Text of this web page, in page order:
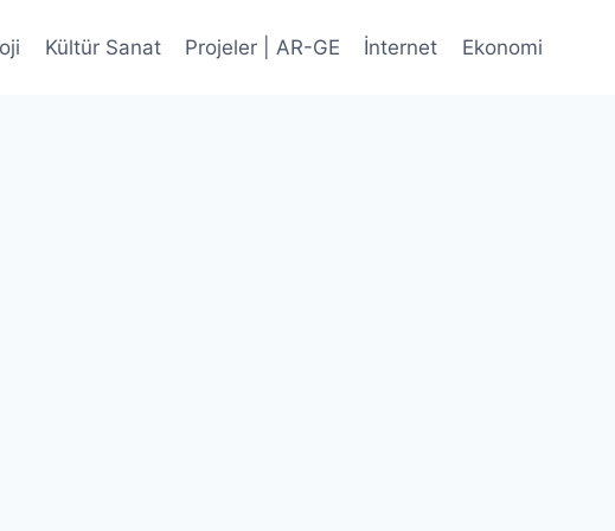
Kültür Sanat Projeler | AR-GE İnternet Ekonomi